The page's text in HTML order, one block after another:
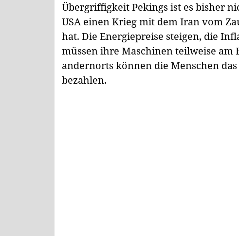
Übergriffigkeit Pekings ist es bisher
USA einen Krieg mit dem Iran vom
hat. Die Energiepreise steigen, die
müssen ihre Maschinen teilweise am
andernorts können die Menschen
bezahlen.